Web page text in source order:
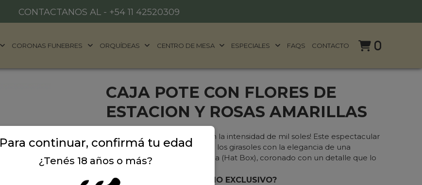
CONTACTANOS AL - +54 11 42520309
CORONAS FUNEBRES ORQUÍDEAS CENTRO DE MESA ESPECIALES FAQS CONTACTO 0
CAJA POTE CON FLORES DE
ESTACION Y ROSAS AMARILLAS
¡Haz que su corazón brille con la intensidad de mil soles! Este espectacular
arreglo combina la calidez de los girasoles con la elegancia de una
presentación moderna en caja (Hat Box), coronado con un detalle que lo
¿QUÉ INCLUYE ESTE DISEÑO EXCLUSIVO?
Para continuar, confirmá tu edad
¿Tenés 18 años o más?